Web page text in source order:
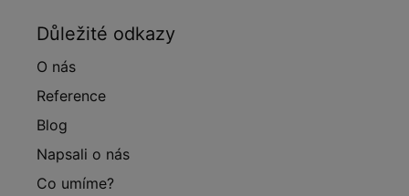
Důležité odkazy
O nás
Reference
Blog
Napsali o nás
Co umíme?